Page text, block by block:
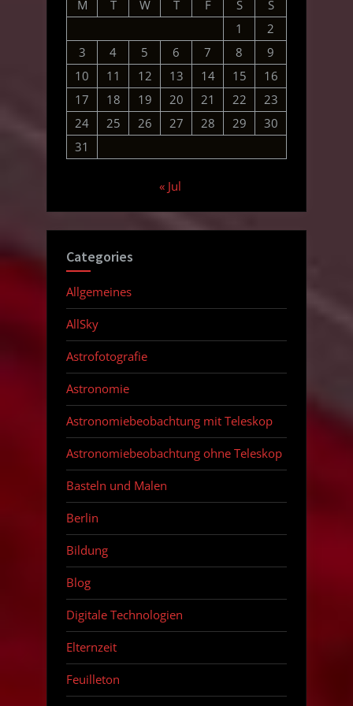
M
T W T F S
S
1
2
3
4 5 6 7 8
9
10
11 12 13 14 15
16
17
18 19 20 21 22
23
24
25 26 27 28 29
30
31
« Jul
Categories
Allgemeines
AllSky
Astrofotografie
Astronomie
Astronomiebeobachtung mit Teleskop
Astronomiebeobachtung ohne Teleskop
Basteln und Malen
Berlin
Bildung
Blog
Digitale Technologien
Elternzeit
Feuilleton